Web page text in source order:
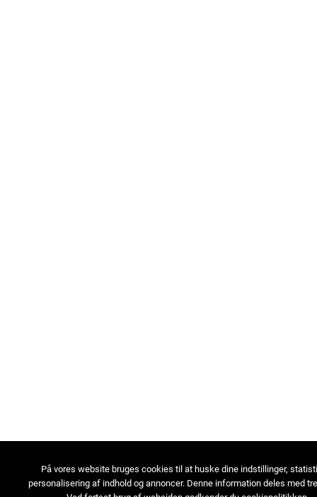
På vores website bruges cookies til at huske dine indstillinger,
personalisering af indhold og annoncer. Denne information deles med